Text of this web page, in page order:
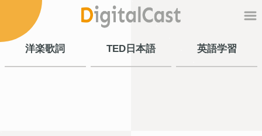
洋楽歌詞 TED日本語 英語学習